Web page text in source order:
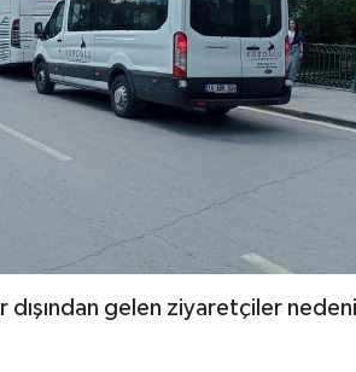
gelen ziyaretçiler